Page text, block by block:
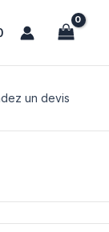
un devis